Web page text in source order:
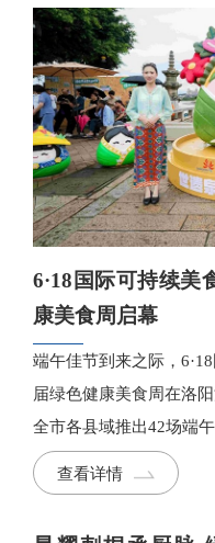
6·18国际可持续美
康美食周启幕
端午佳节到来之际，
届绿色健康美食周在洛
全市各县域推出42场端
风情、以绿色理念赋能
遗底蕴。
查看详情